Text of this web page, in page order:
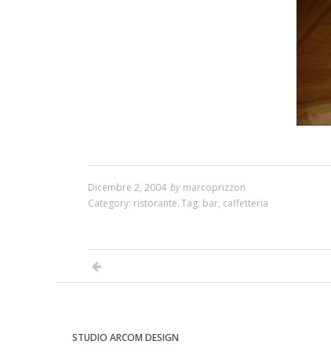
Dicembre 2, 2004 by marcoprizzon
Category: ristorante.Tag: bar, caffetteria
STUDIO ARCOM DESIGN